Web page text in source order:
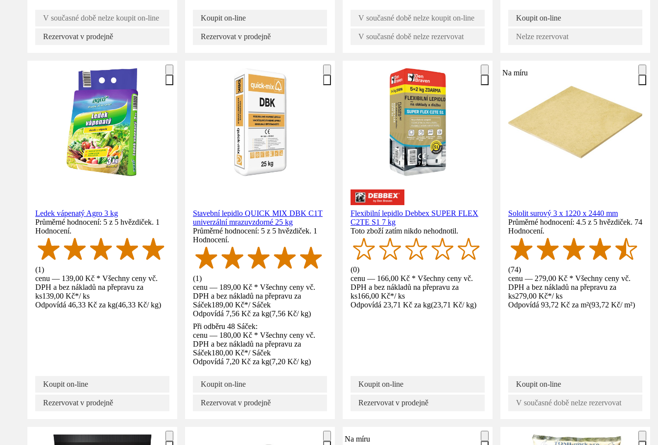
V současné době nelze koupit on-line
Rezervovat v prodejně
Koupit on-line
Rezervovat v prodejně
V současné době nelze koupit on-line
V současné době nelze rezervovat
Koupit on-line
Nelze rezervovat
Ledek vápenatý Agro 3 kg
Průměrné hodnocení: 5 z 5 hvězdiček. 1
Hodnocení.
(1)
cenu — 139,00 Kč * Všechny ceny vč.
DPH a bez nákladů na přepravu za
ks139,00 Kč*/ ks
Odpovídá 46,33 Kč za kg(46,33 Kč/ kg)
Koupit on-line
Rezervovat v prodejně
Stavební lepidlo QUICK MIX DBK C1T
univerzální mrazuvzdorné 25 kg
Průměrné hodnocení: 5 z 5 hvězdiček. 1
Hodnocení.
(1)
cenu — 189,00 Kč * Všechny ceny vč.
DPH a bez nákladů na přepravu za
Sáček189,00 Kč*/ Sáček
Odpovídá 7,56 Kč za kg(7,56 Kč/ kg)
Při odběru 48 Sáček:
cenu — 180,00 Kč * Všechny ceny vč.
DPH a bez nákladů na přepravu za
Sáček180,00 Kč*/ Sáček
Odpovídá 7,20 Kč za kg(7,20 Kč/ kg)
Koupit on-line
Rezervovat v prodejně
Flexibilní lepidlo Debbex SUPER FLEX
C2TE S1 7 kg
Toto zboží zatím nikdo nehodnotil.
(0)
cenu — 166,00 Kč * Všechny ceny vč.
DPH a bez nákladů na přepravu za
ks166,00 Kč*/ ks
Odpovídá 23,71 Kč za kg(23,71 Kč/ kg)
Koupit on-line
Rezervovat v prodejně
Na míru
Sololit surový 3 x 1220 x 2440 mm
Průměrné hodnocení: 4.5 z 5 hvězdiček. 74
Hodnocení.
(74)
cenu — 279,00 Kč * Všechny ceny vč.
DPH a bez nákladů na přepravu za
ks279,00 Kč*/ ks
Odpovídá 93,72 Kč za m²(93,72 Kč/ m²)
Koupit on-line
V současné době nelze rezervovat
Na míru